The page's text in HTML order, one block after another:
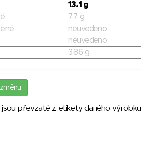
13.1 g
7.7 g
neuvedeno
neuvedeno
3.86 g
jsou převzaté z etikety daného výrobku